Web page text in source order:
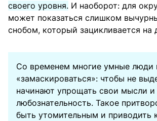
своего уровня. И наоборот: для
может показаться слишком
снобом, который зацикливается на
Со временем многие умные люди
«замаскироваться»: чтобы не
начинают упрощать свои мысли и
любознательность. Такое
быть утомительным и приводить